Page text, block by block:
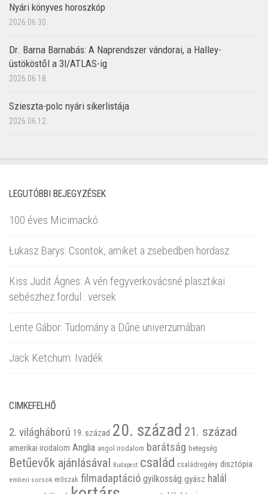
Nyári könyves horoszkóp
2026.06.30.
Dr. Barna Barnabás: A Naprendszer vándorai, a Halley-
üstököstől a 3I/ATLAS-ig
2026.06.18.
Szieszta-polc nyári sikerlistája
2026.06.12.
LEGUTÓBBI BEJEGYZÉSEK
100 éves Micimackó
Łukasz Barys: Csontok, amiket a zsebedben hordasz
Kiss Judit Ágnes: A vén fegyverkovácsné plasztikai
sebészhez fordul : versek
Lente Gábor: Tudomány a Dűne univerzumában
Jack Ketchum: Ivadék
CIMKEFELHŐ
2. világháború 19. század 20. század 21. század
amerikai irodalom Anglia angol irodalom barátság betegség
Betűevők ajánlásával Budapest család családregény disztópia
emberi sorsok erőszak filmadaptáció gyilkosság gyász halál